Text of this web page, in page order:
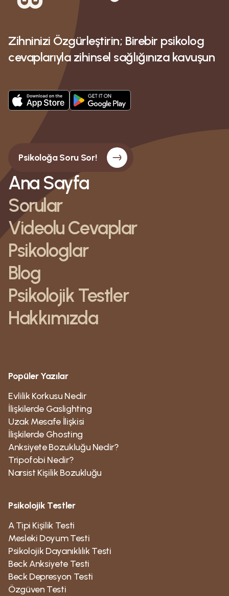
Zihninizi Özgürleştirin; Birebir psikolog
cevaplarıyla zihinsel sağlığınıza kavuşun
Psikoloğa Soru Sor!
Ana Sayfa
Sorular
Videolu Cevaplar
Psikologlar
Blog
Psikolojik Testler
Hakkımızda
Popüler Yazılar
Evlilik Korkusu Nedir
İlişkilerde Gaslighting
Uzak Mesafe İlişkisi
İlişkilerde Ghosting
Anksiyete Bozukluğu Nedir?
Tripofobi Nedir?
Narsist Kişilik Bozukluğu
Psikolojik Testler
A Tipi Kişilik Testi
Mesleki Doyum Testi
Psikolojik Dayanıklılık Testi
Beck Anksiyete Testi
Beck Depresyon Testi
Özgüven Testi